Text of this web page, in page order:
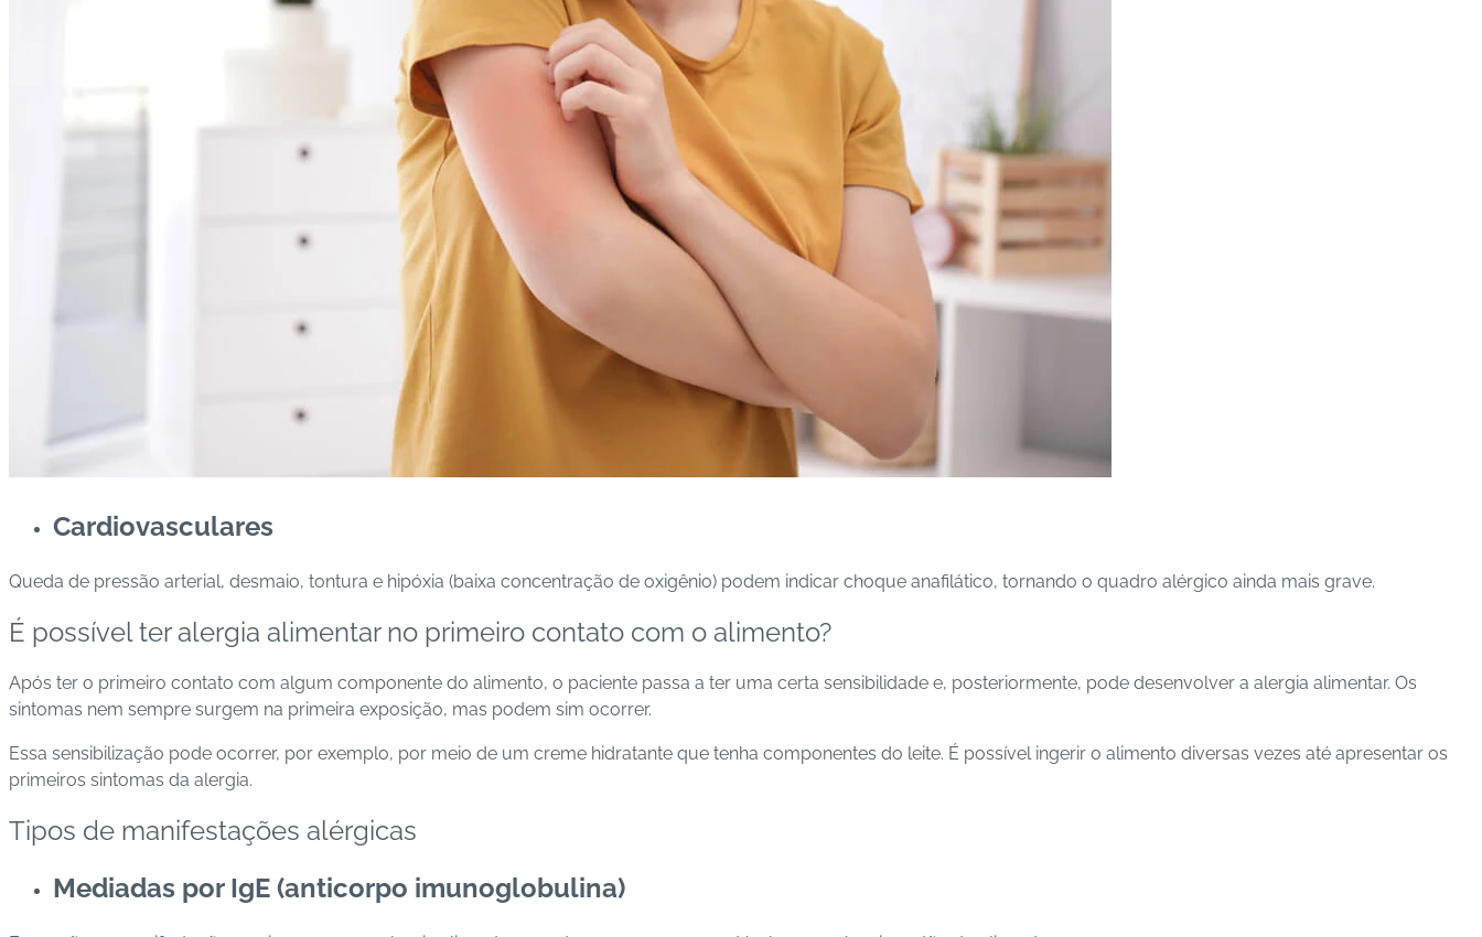
Cardiovasculares
Queda de pressão arterial, desmaio, tontura e hipóxia (baixa concentração de oxigênio) podem indicar choque anafilático, tornando o quadro alérgico ainda mais grave.
É possível ter alergia alimentar no primeiro contato com o alimento?
Após ter o primeiro contato com algum componente do alimento, o paciente passa a ter uma certa sensibilidade e, posteriormente, pode desenvolver a alergia alimentar. Os
sintomas nem sempre surgem na primeira exposição, mas podem sim ocorrer.
Essa sensibilização pode ocorrer, por exemplo, por meio de um creme hidratante que tenha componentes do leite. É possível ingerir o alimento diversas vezes até apresentar os
primeiros sintomas da alergia.
Tipos de manifestações alérgicas
Mediadas por IgE (anticorpo imunoglobulina)